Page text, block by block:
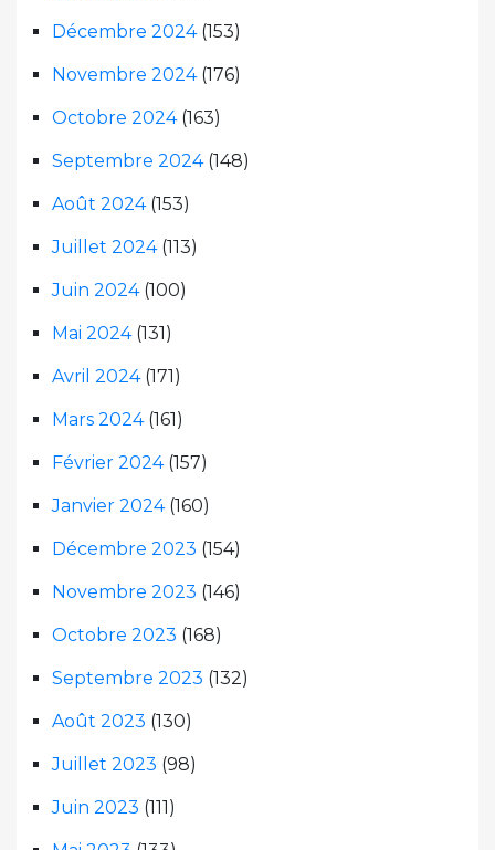
Décembre 2024(153)
Novembre 2024(176)
Octobre 2024(163)
Septembre 2024(148)
Août 2024(153)
Juillet 2024(113)
Juin 2024(100)
Mai 2024(131)
Avril 2024(171)
Mars 2024(161)
Février 2024(157)
Janvier 2024(160)
Décembre 2023 (154)
Novembre 2023 (146)
Octobre 2023 (168)
Septembre 2023 (132)
Août 2023 (130)
Juillet 2023 (98)
Juin 2023 (111)